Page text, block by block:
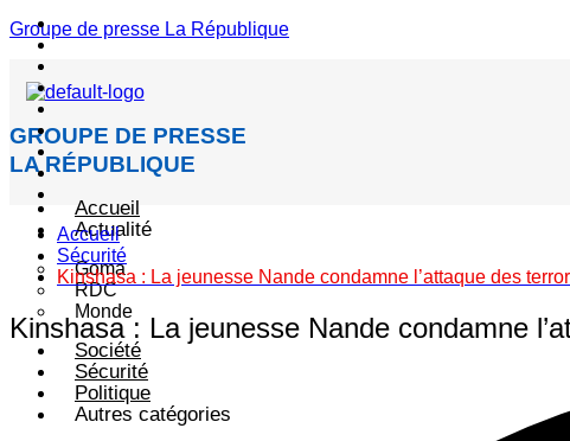
Groupe de presse La République
GROUPE DE PRESSE
LA RÉPUBLIQUE
Accueil
Actualité
Goma
RDC
Monde
Société
Sécurité
Politique
Autres catégories
Menu
Accueil
Sécurité
Kinshasa : La jeunesse Nande condamne l’attaque des
Kinshasa : La jeunesse Nande condamne